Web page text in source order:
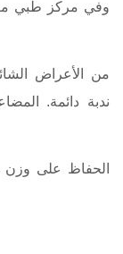
وفي مركز طبي
من الأعراض
ندبة دائمة.
الحفاظ على وزن